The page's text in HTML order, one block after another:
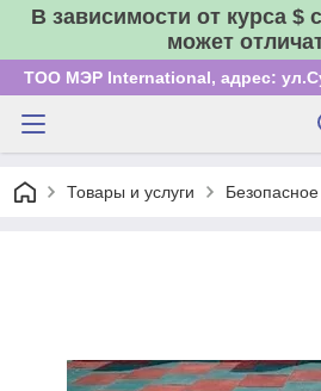
В зависимости от курса $
может
ТОО МЭР International, адрес:
Товары и услуги